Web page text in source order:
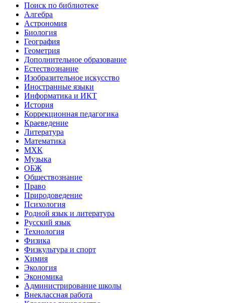
Поиск по библиотеке
Алгебра
Астрономия
Биология
География
Геометрия
Дополнительное образование
Естествознание
Изобразительное искусство
Иностранные языки
Информатика и ИКТ
История
Коррекционная педагогика
Краеведение
Литература
Математика
МХК
Музыка
ОБЖ
Обществознание
Право
Природоведение
Психология
Родной язык и литература
Русский язык
Технология
Физика
Физкультура и спорт
Химия
Экология
Экономика
Администрирование школы
Внеклассная работа